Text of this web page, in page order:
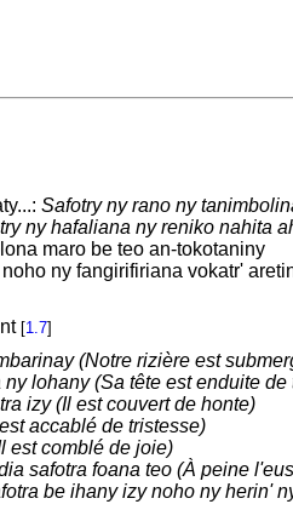
Safotry ny rano ny
ny hafaliana ny reniko nahita
maro be teo an-tokotaniny
ny fangirifiriana vokatr'
[1.7]
(Notre rizière est
lohany (Sa tête est enduite de
izy (Il est couvert de honte)
accablé de tristesse)
est comblé de joie)
safotra foana teo (À peine
be ihany izy noho ny herin'